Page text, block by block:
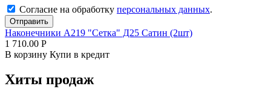
Согласие на обработку персональных данных.
Отправить
Наконечники А219 "Сетка" Д25 Сатин (2шт)
1 710.00 Р
В корзину Купи в кредит
Хиты продаж